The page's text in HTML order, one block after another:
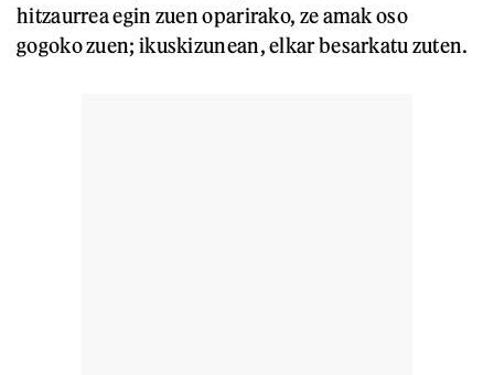
hitzaurrea egin zuen oparirako, ze amak oso
gogoko zuen; ikuskizunean, elkar besarkatu zuten.